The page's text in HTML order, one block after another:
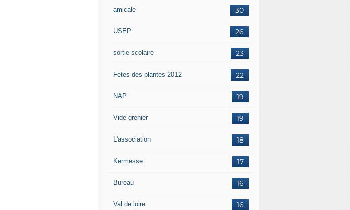
30
amicale
26
USEP
23
sortie scolaire
22
Fetes des plantes 2012
19
NAP
19
Vide grenier
18
L'association
17
Kermesse
16
Bureau
16
Val de loire